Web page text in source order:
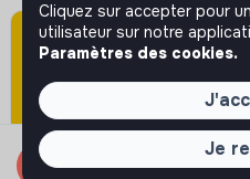
Attention cette
plus de 60 jours (le 08/
doute expirée ou non
Candidater
© 2026 jobs that makesense.
Cliquez sur accepter pour
utilisateur sur notre
Paramètres des cookies.
Je